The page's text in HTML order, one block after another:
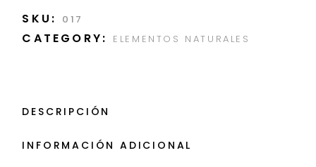
SKU: 017
CATEGORY: ELEMENTOS NATURALES
DESCRIPCIÓN
INFORMACIÓN ADICIONAL